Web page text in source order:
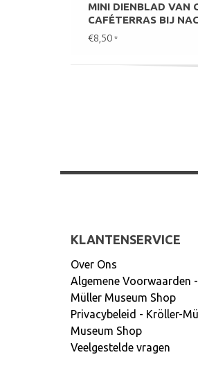
MINI DIENBLAD VAN
CAFÉTERRAS BIJ
€8,50 *
KLANTENSERVICE
Over Ons
Algemene Voorwaarden
Müller Museum Shop
Privacybeleid - Kröller-
Museum Shop
Veelgestelde vragen